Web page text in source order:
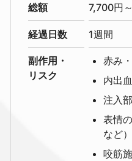
総額 7,700円
経過日数 1週間
副作用・
リスク
赤み
内出血
注入
表情
など）
咬筋